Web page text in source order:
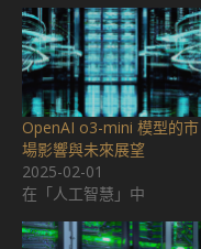
OpenAI o3-mini 模型的市
場影響與未來展望
2025-02-01
在「人工智慧」中